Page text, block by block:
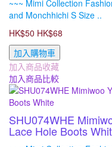
~~~ Mimi Collection
and Monchhichi S Size ..
HK$50 HK$68
加入購物車
加入商品收藏
加入商品比較
SHU074WHE
Lace Hole Boots